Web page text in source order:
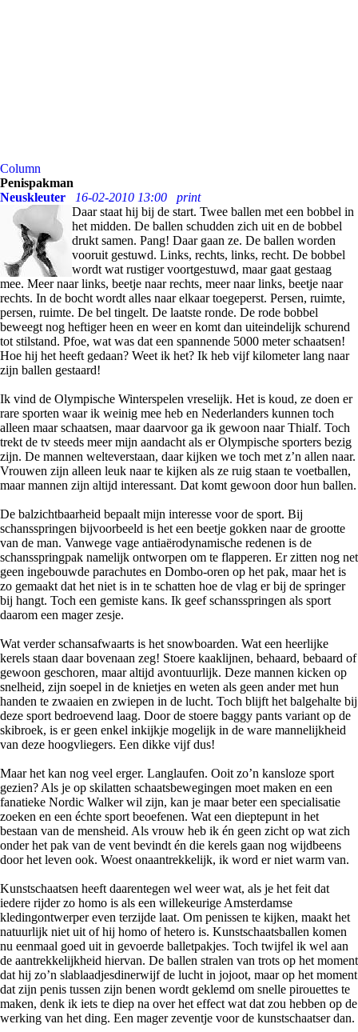
Column
Penispakman
Neuskleuter
16-02-2010 13:00
print
Daar staat hij bij de start. Twee ballen met een bobbel in
het midden. De ballen schudden zich uit en de bobbel
drukt samen. Pang! Daar gaan ze. De ballen worden
vooruit gestuwd. Links, rechts, links, recht. De bobbel
wordt wat rustiger voortgestuwd, maar gaat gestaag
mee. Meer naar links, beetje naar rechts, meer naar links, beetje naar
rechts. In de bocht wordt alles naar elkaar toegeperst. Persen, ruimte,
persen, ruimte. De bel tingelt. De laatste ronde. De rode bobbel
beweegt nog heftiger heen en weer en komt dan uiteindelijk schurend
tot stilstand. Pfoe, wat was dat een spannende 5000 meter schaatsen!
Hoe hij het heeft gedaan? Weet ik het? Ik heb vijf kilometer lang naar
zijn ballen gestaard!
Ik vind de Olympische Winterspelen vreselijk. Het is koud, ze doen er
rare sporten waar ik weinig mee heb en Nederlanders kunnen toch
alleen maar schaatsen, maar daarvoor ga ik gewoon naar Thialf. Toch
trekt de tv steeds meer mijn aandacht als er Olympische sporters bezig
zijn. De mannen welteverstaan, daar kijken we toch met z’n allen naar.
Vrouwen zijn alleen leuk naar te kijken als ze ruig staan te voetballen,
maar mannen zijn altijd interessant. Dat komt gewoon door hun ballen.
De balzichtbaarheid bepaalt mijn interesse voor de sport. Bij
schansspringen bijvoorbeeld is het een beetje gokken naar de grootte
van de man. Vanwege vage antiaërodynamische redenen is de
schansspringpak namelijk ontworpen om te flapperen. Er zitten nog net
geen ingebouwde parachutes en Dombo-oren op het pak, maar het is
zo gemaakt dat het niet is in te schatten hoe de vlag er bij de springer
bij hangt. Toch een gemiste kans. Ik geef schansspringen als sport
daarom een mager zesje.
Wat verder schansafwaarts is het snowboarden. Wat een heerlijke
kerels staan daar bovenaan zeg! Stoere kaaklijnen, behaard, bebaard of
gewoon geschoren, maar altijd avontuurlijk. Deze mannen kicken op
snelheid, zijn soepel in de knietjes en weten als geen ander met hun
handen te zwaaien en zwiepen in de lucht. Toch blijft het balgehalte bij
deze sport bedroevend laag. Door de stoere baggy pants variant op de
skibroek, is er geen enkel inkijkje mogelijk in de ware mannelijkheid
van deze hoogvliegers. Een dikke vijf dus!
Maar het kan nog veel erger. Langlaufen. Ooit zo’n kansloze sport
gezien? Als je op skilatten schaatsbewegingen moet maken en een
fanatieke Nordic Walker wil zijn, kan je maar beter een specialisatie
zoeken en een échte sport beoefenen. Wat een dieptepunt in het
bestaan van de mensheid. Als vrouw heb ik én geen zicht op wat zich
onder het pak van de vent bevindt én die kerels gaan nog wijdbeens
door het leven ook. Woest onaantrekkelijk, ik word er niet warm van.
Kunstschaatsen heeft daarentegen wel weer wat, als je het feit dat
iedere rijder zo homo is als een willekeurige Amsterdamse
kledingontwerper even terzijde laat. Om penissen te kijken, maakt het
natuurlijk niet uit of hij homo of hetero is. Kunstschaatsballen komen
nu eenmaal goed uit in gevoerde balletpakjes. Toch twijfel ik wel aan
de aantrekkelijkheid hiervan. De ballen stralen van trots op het moment
dat hij zo’n slablaadjesdinerwijf de lucht in jojoot, maar op het moment
dat zijn penis tussen zijn benen wordt geklemd om snelle pirouettes te
maken, denk ik iets te diep na over het effect wat dat zou hebben op de
werking van het ding. Een mager zeventje voor de kunstschaatser dan.